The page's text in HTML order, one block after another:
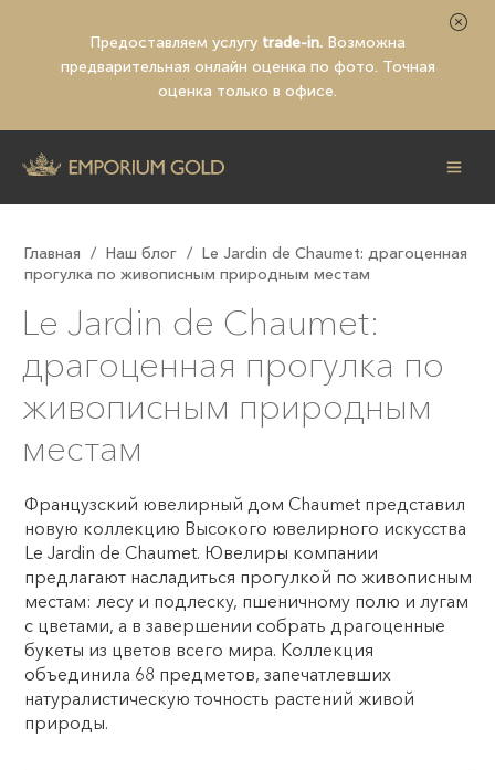
Предоставляем услугу trade-in. Возможна
предварительная онлайн оценка по фото. Точная
оценка только в офисе.
Главная / Наш блог / Le Jardin de Chaumet: драгоценная
прогулка по живописным природным местам
Le Jardin de Chaumet:
драгоценная прогулка по
живописным природным
местам
Французский ювелирный дом Chaumet представил
новую коллекцию Высокого ювелирного искусства
Le Jardin de Chaumet. Ювелиры компании
предлагают насладиться прогулкой по живописным
местам: лесу и подлеску, пшеничному полю и лугам
с цветами, а в завершении собрать драгоценные
букеты из цветов всего мира. Коллекция
объединила 68 предметов, запечатлевших
натуралистическую точность растений живой
природы.